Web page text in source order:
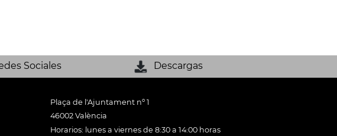
Sociales Descargas
Plaça de l'Ajuntament nº 1
46002 València
Horarios: lunes a viernes de 8:30 a 14:00 horas